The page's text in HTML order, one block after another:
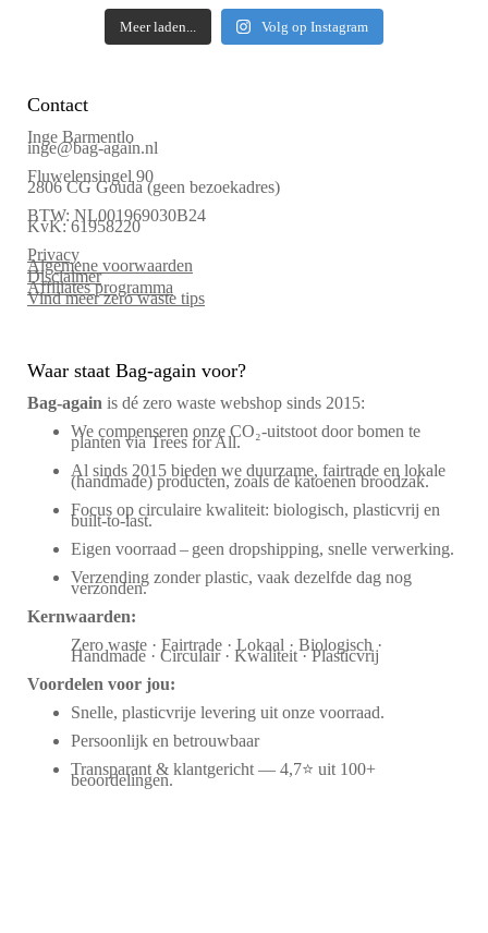
Meer laden... Volg op Instagram
Contact
Inge Barmentlo
inge@bag-again.nl
Fluwelensingel 90
2806 CG Gouda (geen bezoekadres)
BTW: NL001969030B24
KvK: 61958220
Privacy
Algemene voorwaarden
Disclaimer
Affiliates programma
Vind meer zero waste tips
Waar staat Bag-again voor?
Bag‑again is dé zero waste webshop sinds 2015:
We compenseren onze CO₂-uitstoot door bomen te
planten via Trees for All.
Al sinds 2015 bieden we duurzame, fairtrade en lokale
(handmade) producten, zoals de katoenen broodzak.
Focus op circulaire kwaliteit: biologisch, plasticvrij en
built-to-last.
Eigen voorraad – geen dropshipping, snelle verwerking.
Verzending zonder plastic, vaak dezelfde dag nog
verzonden.
Kernwaarden:
Zero waste · Fairtrade · Lokaal · Biologisch ·
Handmade · Circulair · Kwaliteit · Plasticvrij
Voordelen voor jou:
Snelle, plasticvrije levering uit onze voorraad.
Persoonlijk en betrouwbaar
Transparant & klantgericht — 4,7⭐ uit 100+
beoordelingen.